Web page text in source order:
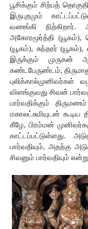
பூசிக்கும் சிற்பத் தொகுதி
இருபுறமும்
வணங்கி
அகோரமூர்த்தி
(யூகம்), சுந்தரர் (யூகம்),
இருக்கும் முருகன்
கண்டபேருண்டம்,
புலிக்கால்முனிவர்கள்
விளங்குவது சிவன்
பார்வதிக்கும்
திருமணம்
மகாலட்சுமியுடன் கூடிய
கீழே, பிரம்மன்
காட்டப்பட்டுள்ளது.
பார்வதியும், அதற்கு
சிவனும் பார்வதியும்